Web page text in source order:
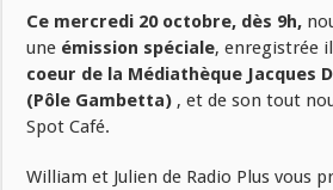
Ce mercredi 20 octobre, dès 9h,
une émission spéciale, enregistrée
coeur de la Médiathèque Jacques
(Pôle Gambetta) , et de son tout
Spot Café.
William et Julien de Radio Plus vous